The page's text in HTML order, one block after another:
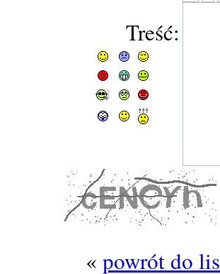
Treść:
« powrót do